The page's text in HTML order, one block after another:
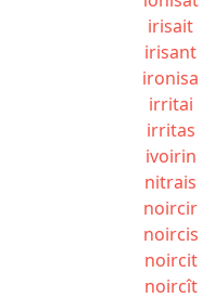
irisait
irisant
ironisa
irritai
irritas
ivoirin
nitrais
noircir
noircis
noircit
noircît